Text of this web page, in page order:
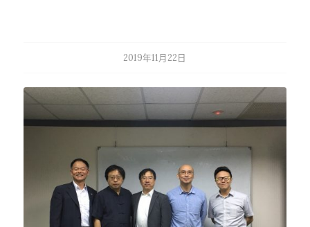
2019年11月22日